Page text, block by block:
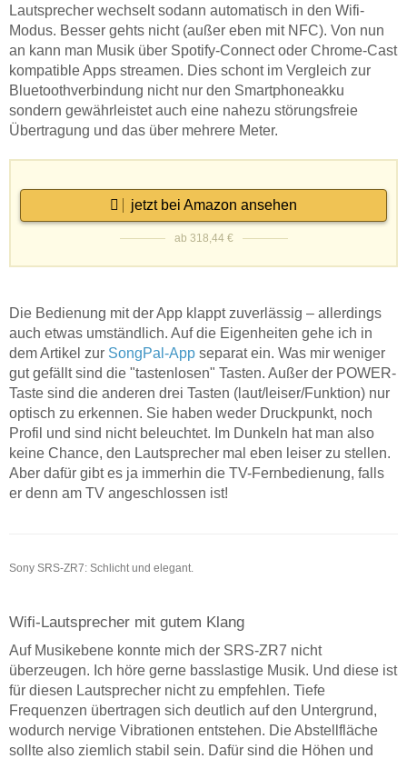
Lautsprecher wechselt sodann automatisch in den Wifi-
Modus. Besser gehts nicht (außer eben mit NFC). Von nun
an kann man Musik über Spotify-Connect oder Chrome-Cast
kompatible Apps streamen. Dies schont im Vergleich zur
Bluetoothverbindung nicht nur den Smartphoneakku
sondern gewährleistet auch eine nahezu störungsfreie
Übertragung und das über mehrere Meter.
jetzt bei Amazon ansehen
ab 318,44 €
Die Bedienung mit der App klappt zuverlässig – allerdings
auch etwas umständlich. Auf die Eigenheiten gehe ich in
dem Artikel zur SongPal-App separat ein. Was mir weniger
gut gefällt sind die "tastenlosen" Tasten. Außer der POWER-
Taste sind die anderen drei Tasten (laut/leiser/Funktion) nur
optisch zu erkennen. Sie haben weder Druckpunkt, noch
Profil und sind nicht beleuchtet. Im Dunkeln hat man also
keine Chance, den Lautsprecher mal eben leiser zu stellen.
Aber dafür gibt es ja immerhin die TV-Fernbedienung, falls
er denn am TV angeschlossen ist!
Sony SRS-ZR7: Schlicht und elegant.
Wifi-Lautsprecher mit gutem Klang
Auf Musikebene konnte mich der SRS-ZR7 nicht
überzeugen. Ich höre gerne basslastige Musik. Und diese ist
für diesen Lautsprecher nicht zu empfehlen. Tiefe
Frequenzen übertragen sich deutlich auf den Untergrund,
wodurch nervige Vibrationen entstehen. Die Abstellfläche
sollte also ziemlich stabil sein. Dafür sind die Höhen und